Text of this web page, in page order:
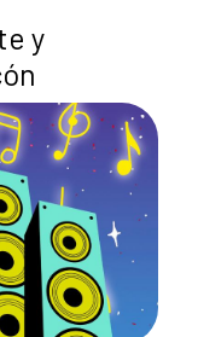
y